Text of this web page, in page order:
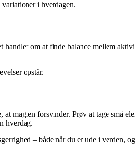
i hverdagen.
om at finde balance mellem
opstår.
magien forsvinder. Prøv at tage små
hverdag.
– både når du er ude i verden,